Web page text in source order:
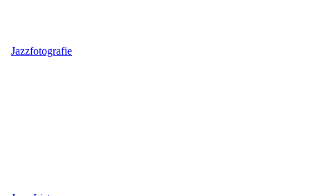
Jazzfotografie